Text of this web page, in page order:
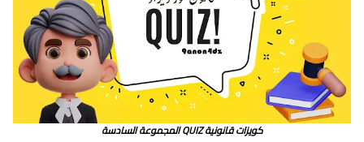
كويزات قانونية QUIZ المجموعة السادسة